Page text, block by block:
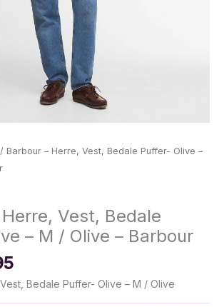
/ Barbour – Herre, Vest, Bedale Puffer- Olive –
Vest, Bedale
– M / Olive – Barbour
Bedale Puffer- Olive – M / Olive